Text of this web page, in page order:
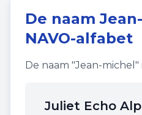
De naam
NAVO-alfabet
De naam "Jean-michel "
Juliet Echo